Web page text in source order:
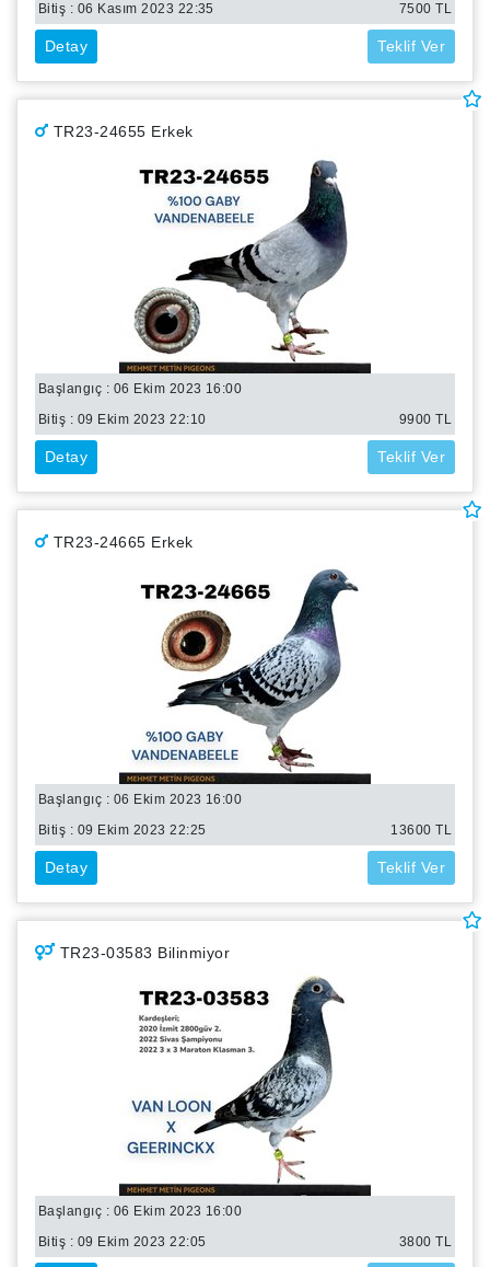
Bitiş : 06 Kasım 2023 22:35 7500TL
Detay Teklif Ver
TR23-24655 Erkek
Başlangıç : 06 Ekim 2023 16:00
Bitiş : 09 Ekim 2023 22:10 9900TL
Detay Teklif Ver
TR23-24665 Erkek
Başlangıç : 06 Ekim 2023 16:00
Bitiş : 09 Ekim 2023 22:25 13600TL
Detay Teklif Ver
TR23-03583 Bilinmiyor
Başlangıç : 06 Ekim 2023 16:00
Bitiş : 09 Ekim 2023 22:05 3800TL